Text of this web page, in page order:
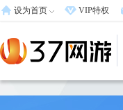
设为首页 VIP特权